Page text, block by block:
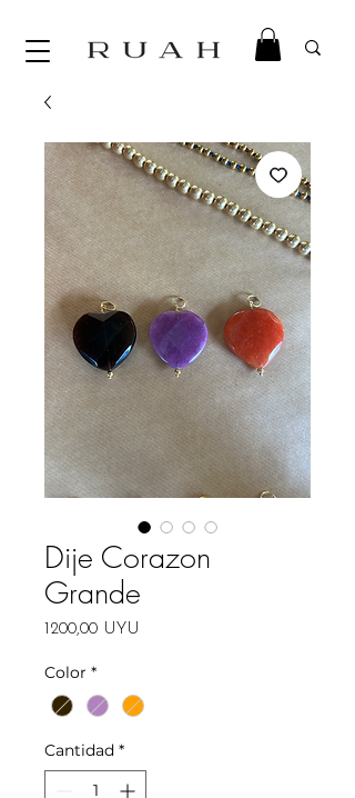
Dije Corazon
Grande
1200,00 UYU
Color *
Cantidad *